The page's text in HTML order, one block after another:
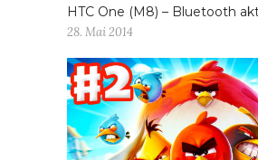
HTC One (M8) – Bluetooth
28. Mai 2014